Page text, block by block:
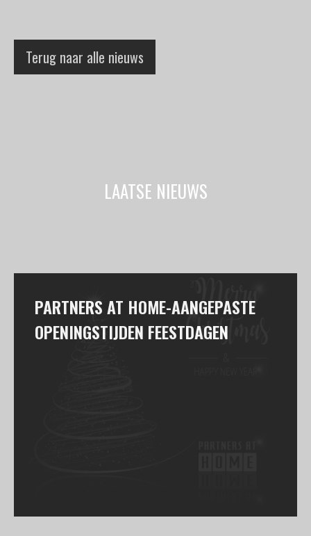
Terug naar alle nieuws
LAATSE NIEUWS
PARTNERS AT HOME-AANGEPASTE
OPENINGSTIJDEN FEESTDAGEN